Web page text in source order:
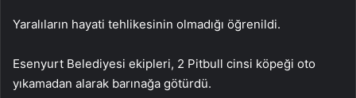
Yaralıların hayati tehlikesinin olmadığı öğrenildi.
Esenyurt Belediyesi ekipleri, 2 Pitbull cinsi köpeği oto
yıkamadan alarak barınağa götürdü.